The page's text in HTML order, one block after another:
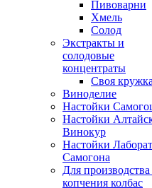
Пивоварни
Хмель
Солод
Экстракты и
солодовые
концентраты
Своя кружка
Виноделие
Настойки
Настойки
Винокур
Настойки
Самогона
Для производства
копчения колбас